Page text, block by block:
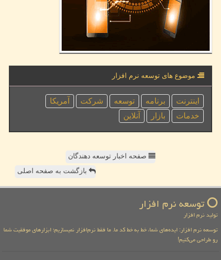
موضوع های توسعه نرم افزار
اینترنت برنامه توسعه شركت
آمریكا
خدمات
بازار آنلاین
صفحه اخبار توسعه دهندگان
بازگشت به صفحه اصلی
توسعه نرم افزار
تولید نرم افزار
توسعه نرم افزار: ایده‌های شما، خط به خط کد ما. ما فقط نرم‌افزار نمیسازیم؛ ابزارهای موفقیت شما
رو طراحی می‌کنیم!